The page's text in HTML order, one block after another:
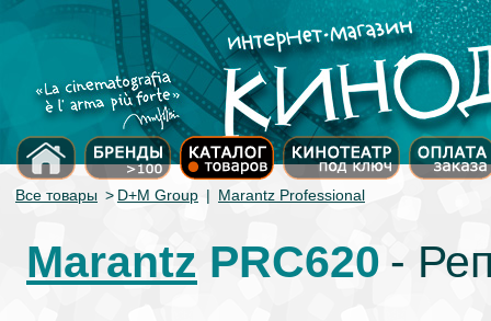
Все товары > D+M Group | Marantz Professional
Marantz PRC620 -